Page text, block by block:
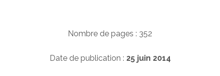
Nombre de pages : 352
Date de publication : 25 juin 2014